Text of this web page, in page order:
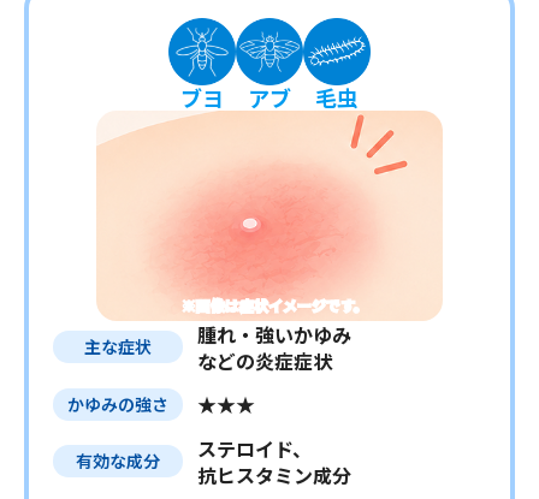
ブヨ アブ 毛虫
※画像は症状イメージです。
主な症状
腫れ・強いかゆみ
などの炎症症状
かゆみの強さ ★★★
有効な成分
ステロイド、
抗ヒスタミン成分